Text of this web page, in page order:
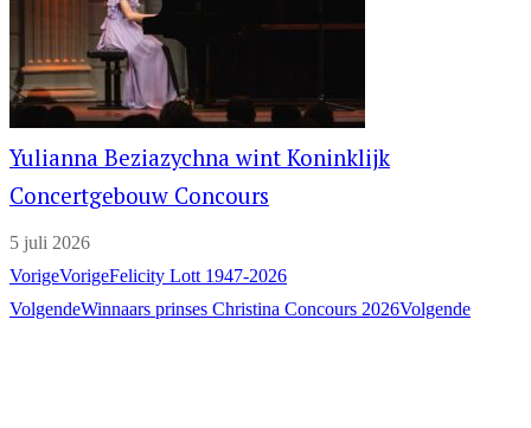
Yulianna Beziazychna wint Koninklijk
Concertgebouw Concours
5 juli 2026
VorigeVorigeFelicity Lott 1947-2026
VolgendeWinnaars prinses Christina Concours 2026Volgende